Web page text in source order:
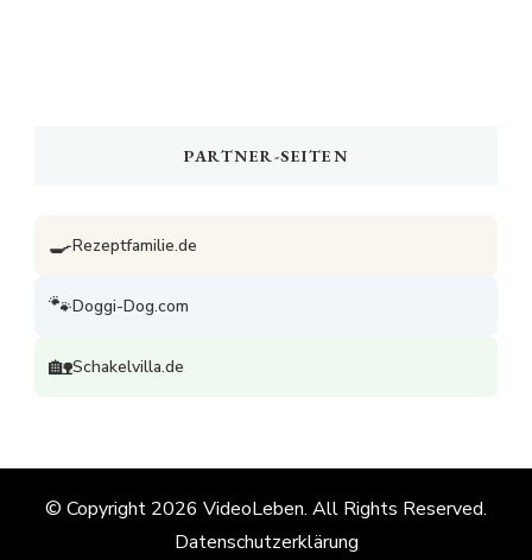
PARTNER-SEITEN
🍳Rezeptfamilie.de
🐾Doggi-Dog.com
🏡Schakelvilla.de
© Copyright 2026 VideoLeben. All Rights Reserved.
Datenschutzerklärung